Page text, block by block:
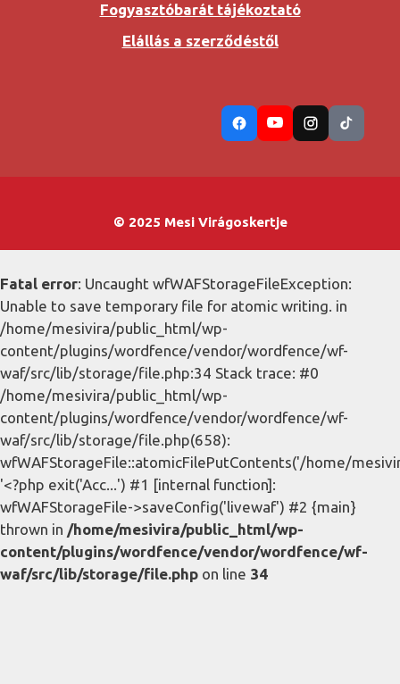
Fogyasztóbarát tájékoztató
Elállás a szerződéstől
© 2025 Mesi Virágoskertje
Fatal error: Uncaught wfWAFStorageFileException:
Unable to save temporary file for atomic writing. in
/home/mesivira/public_html/wp-
content/plugins/wordfence/vendor/wordfence/wf-
waf/src/lib/storage/file.php:34 Stack trace: #0
/home/mesivira/public_html/wp-
content/plugins/wordfence/vendor/wordfence/wf-
waf/src/lib/storage/file.php(658):
wfWAFStorageFile::atomicFilePutContents('/home/
'<?php exit('Acc...') #1 [internal function]:
wfWAFStorageFile->saveConfig('livewaf') #2 {main}
thrown in /home/mesivira/public_html/wp-
content/plugins/wordfence/vendor/wordfence/wf-
waf/src/lib/storage/file.php on line 34